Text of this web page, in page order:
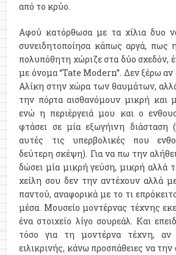
από το κρύο.
Αφού κατόρθωσα με τα χίλια δυο
συνειδητοποίησα κάπως αργά, πως
πολυπόθητη χώριζε στα δύο σχεδόν,
με όνομα “Tate Modern”. Δεν ξέρω αν
Αλίκη στην χώρα των θαυμάτων,
την πόρτα αισθανόμουν μικρή και
ενώ η περιέργειά μου και ο
φτάσει σε μία εξωγήινη διάσταση
αυτές τις υπερβολικές που
δεύτερη σκέψη). Για να πω την
δώσει μία μικρή γεύση, μικρή αλλά
χείλη σου δεν την αντέχουν αλλά
παντού, αναφορικά με το τι
μέσα. Μουσείο μοντέρνας τέχνης
ένα στοιχείο λίγο σουρεάλ. Και
τόσο για τη μοντέρνα τέχνη, αν
ειλικρινής, κάνω προσπάθειες να